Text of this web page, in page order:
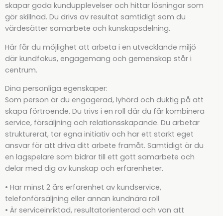
skapar goda kundupplevelser och hittar lösningar som
gör skillnad. Du drivs av resultat samtidigt som du
värdesätter samarbete och kunskapsdelning.
Här får du möjlighet att arbeta i en utvecklande miljö
där kundfokus, engagemang och gemenskap står i
centrum.
Dina personliga egenskaper:
Som person är du engagerad, lyhörd och duktig på att
skapa förtroende. Du trivs i en roll där du får kombinera
service, försäljning och relationsskapande. Du arbetar
strukturerat, tar egna initiativ och har ett starkt eget
ansvar för att driva ditt arbete framåt. Samtidigt är du
en lagspelare som bidrar till ett gott samarbete och
delar med dig av kunskap och erfarenheter.
• Har minst 2 års erfarenhet av kundservice,
telefonförsäljning eller annan kundnära roll
• Är serviceinriktad, resultatorienterad och van att